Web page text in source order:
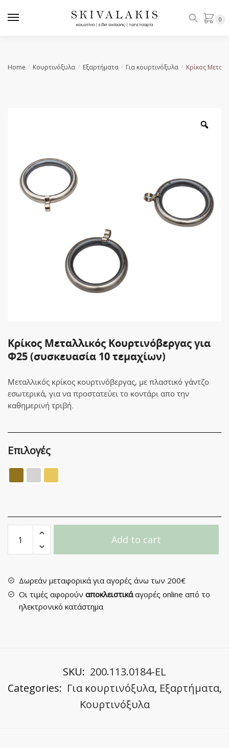
0
Home / Κουρτινόξυλα / Εξαρτήματα / Για κουρτινόξυλα / Κρίκος
Κρίκος Μεταλλικός Κουρτινόβεργας για
Φ25 (συσκευασία 10 τεμαχίων)
Μεταλλικός κρίκος κουρτινόβεργας, με πλαστικό γάντζο
εσωτερικά, για να προστατεύει το κοντάρι απο την
καθημερινή τριβή.
Επιλογές
Μεταλλικός
Κουρτινόβεργας
Φ25
(συσκευασία
Add to cart
Δωρεάν μεταφορικά για αγορές άνω των 200€
Οι τιμές αφορούν αποκλειστικάαγορές online από το
ηλεκτρονικό κατάστημα
SKU: 200.113.0184-EL
Categories: Για κουρτινόξυλα, Εξαρτήματα,
Κουρτινόξυλα